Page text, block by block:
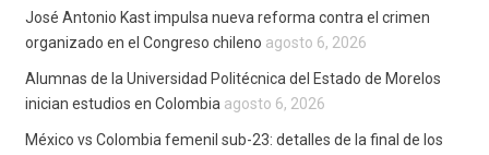
José Antonio Kast impulsa nueva reforma contra el crimen
organizado en el Congreso chileno agosto 6, 2026
Alumnas de la Universidad Politécnica del Estado de Morelos
inician estudios en Colombia agosto 6, 2026
México vs Colombia femenil sub-23: detalles de la final de los